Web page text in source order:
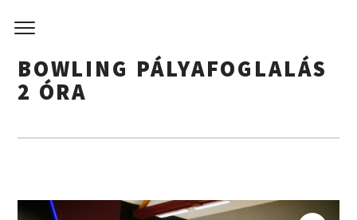
BOWLING PÁLYAFOGLALÁS
2 ÓRA